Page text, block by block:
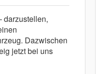
darzustellen,
Dazwischen
jetzt bei uns